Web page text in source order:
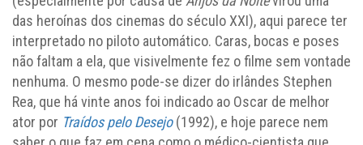
das heroínas dos cinemas do século XXI), aqui parece ter
interpretado no piloto automático. Caras, bocas e poses
não faltam a ela, que visivelmente fez o filme sem vontade
nenhuma. O mesmo pode-se dizer do irlândes Stephen
Rea, que há vinte anos foi indicado ao Oscar de melhor
ator por Traídos pelo Desejo(1992), e hoje parece nem